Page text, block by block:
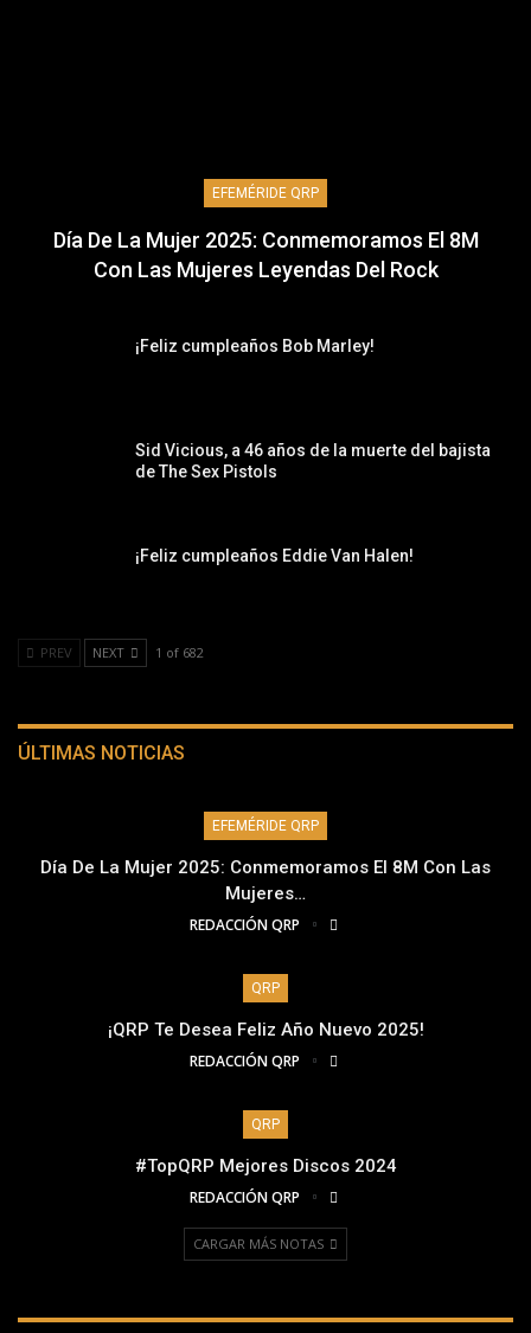
EFEMÉRIDE QRP
Día De La Mujer 2025: Conmemoramos El 8M
Con Las Mujeres Leyendas Del Rock
¡Feliz cumpleaños Bob Marley!
Sid Vicious, a 46 años de la muerte del bajista
de The Sex Pistols
¡Feliz cumpleaños Eddie Van Halen!
PREV NEXT 1 of 682
ÚLTIMAS NOTICIAS
EFEMÉRIDE QRP
Día De La Mujer 2025: Conmemoramos El 8M Con Las
Mujeres…
REDACCIÓN QRP
QRP
¡QRP Te Desea Feliz Año Nuevo 2025!
REDACCIÓN QRP
QRP
#TopQRP Mejores Discos 2024
REDACCIÓN QRP
CARGAR MÁS NOTAS